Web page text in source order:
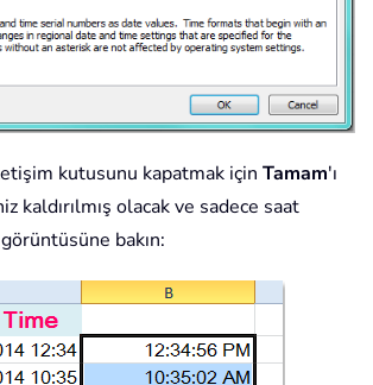
kutusunu kapatmak için Tamam'ı
kaldırılmış olacak ve sadece saat
bakın: